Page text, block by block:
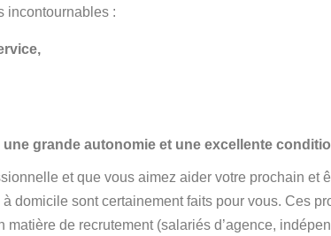
incontournables :
une grande autonomie et une excellente
et que vous aimez aider votre prochain
domicile sont certainement faits pour vous. Ces
matière de recrutement (salariés d’agence,